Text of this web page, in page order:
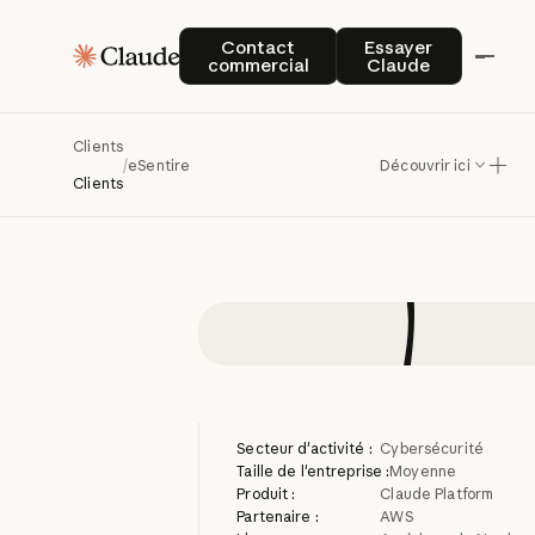
Contact
commercial
Contact commercial
Essayer
Claude
Essayer Claude
Clients
Clients
/eSentire Découvrir ici
menaces
Secteur d'activité : Cybersécurité
Taille de l'entreprise :Moyenne
Produit :
Claude Platform
Partenaire :
AWS